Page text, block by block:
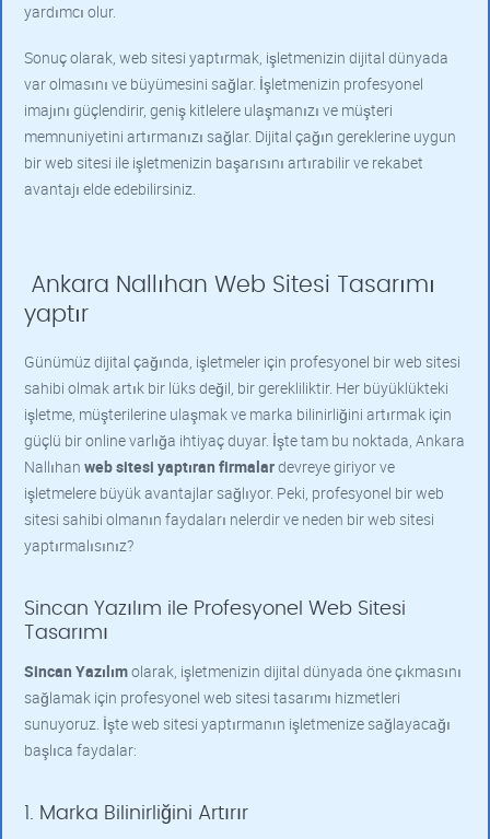
yardımcı olur.
Sonuç olarak, web sitesi yaptırmak, işletmenizin dijital dünyada
var olmasını ve büyümesini sağlar. İşletmenizin profesyonel
imajını güçlendirir, geniş kitlelere ulaşmanızı ve müşteri
memnuniyetini artırmanızı sağlar. Dijital çağın gereklerine uygun
bir web sitesi ile işletmenizin başarısını artırabilir ve rekabet
avantajı elde edebilirsiniz.
Ankara Nallıhan Web Sitesi Tasarımı
yaptır
Günümüz dijital çağında, işletmeler için profesyonel bir web sitesi
sahibi olmak artık bir lüks değil, bir gerekliliktir. Her büyüklükteki
işletme, müşterilerine ulaşmak ve marka bilinirliğini artırmak için
güçlü bir online varlığa ihtiyaç duyar. İşte tam bu noktada, Ankara
Nallıhan web sitesi yaptıran firmalardevreye giriyor ve
işletmelere büyük avantajlar sağlıyor. Peki, profesyonel bir web
sitesi sahibi olmanın faydaları nelerdir ve neden bir web sitesi
yaptırmalısınız?
Sincan Yazılım ile Profesyonel Web Sitesi
Tasarımı
Sincan Yazılımolarak, işletmenizin dijital dünyada öne çıkmasını
sağlamak için profesyonel web sitesi tasarımı hizmetleri
sunuyoruz. İşte web sitesi yaptırmanın işletmenize sağlayacağı
başlıca faydalar:
1. Marka Bilinirliğini Artırır